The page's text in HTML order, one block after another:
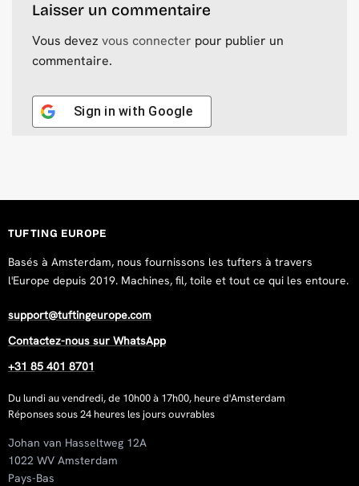
Laisser un commentaire
Vous devez vous connecter pour publier un
commentaire.
Sign in with Google
TUFTING EUROPE
Basés à Amsterdam, nous fournissons les tufters à travers
l'Europe depuis 2019. Machines, fil, toile et tout ce qui les entoure.
support@tuftingeurope.com
Contactez-nous sur WhatsApp
+31 85 401 8701
Du lundi au vendredi, de 10h00 à 17h00, heure d'Amsterdam
Réponses sous 24 heures les jours ouvrables
Johan van Hasseltweg 12A
1022 WV Amsterdam
Pays-Bas